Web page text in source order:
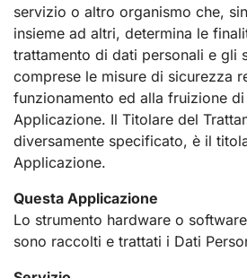
servizio o altro organismo che,
insieme ad altri, determina le
trattamento di dati personali e gli
comprese le misure di sicurezza
funzionamento ed alla fruizione di
Applicazione. Il Titolare del
diversamente specificato, è il
Applicazione.
Questa Applicazione
Lo strumento hardware o
sono raccolti e trattati i Dati